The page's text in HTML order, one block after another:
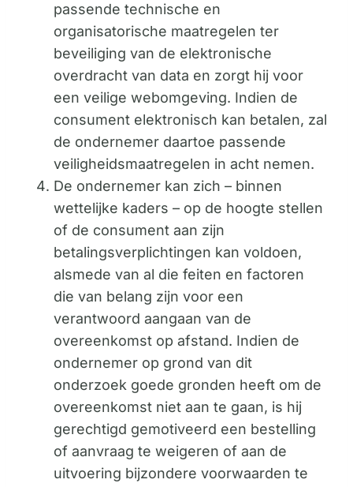
passende technische en
organisatorische maatregelen ter
beveiliging van de elektronische
overdracht van data en zorgt hij voor
een veilige webomgeving. Indien de
consument elektronisch kan betalen, zal
de ondernemer daartoe passende
veiligheidsmaatregelen in acht nemen.
De ondernemer kan zich – binnen
wettelijke kaders – op de hoogte stellen
of de consument aan zijn
betalingsverplichtingen kan voldoen,
alsmede van al die feiten en factoren
die van belang zijn voor een
verantwoord aangaan van de
overeenkomst op afstand. Indien de
ondernemer op grond van dit
onderzoek goede gronden heeft om de
overeenkomst niet aan te gaan, is hij
gerechtigd gemotiveerd een bestelling
of aanvraag te weigeren of aan de
uitvoering bijzondere voorwaarden te